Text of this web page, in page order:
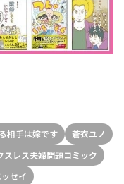
相手は嫁です
蒼衣ユノ
スレス夫婦問題コミック
セイ